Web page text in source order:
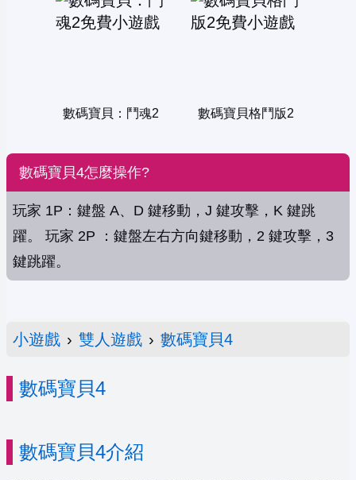
數碼寶貝：鬥魂2 數碼寶貝格鬥版2
數碼寶貝4怎麼操作?
玩家 1P：鍵盤 A、D 鍵移動，J 鍵攻擊，K 鍵跳
躍。 玩家 2P ：鍵盤左右方向鍵移動，2 鍵攻擊，3
鍵跳躍。
小遊戲 › 雙人遊戲 › 數碼寶貝4
數碼寶貝4
數碼寶貝4介紹